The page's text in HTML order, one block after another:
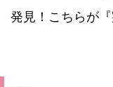
発見！こちらが